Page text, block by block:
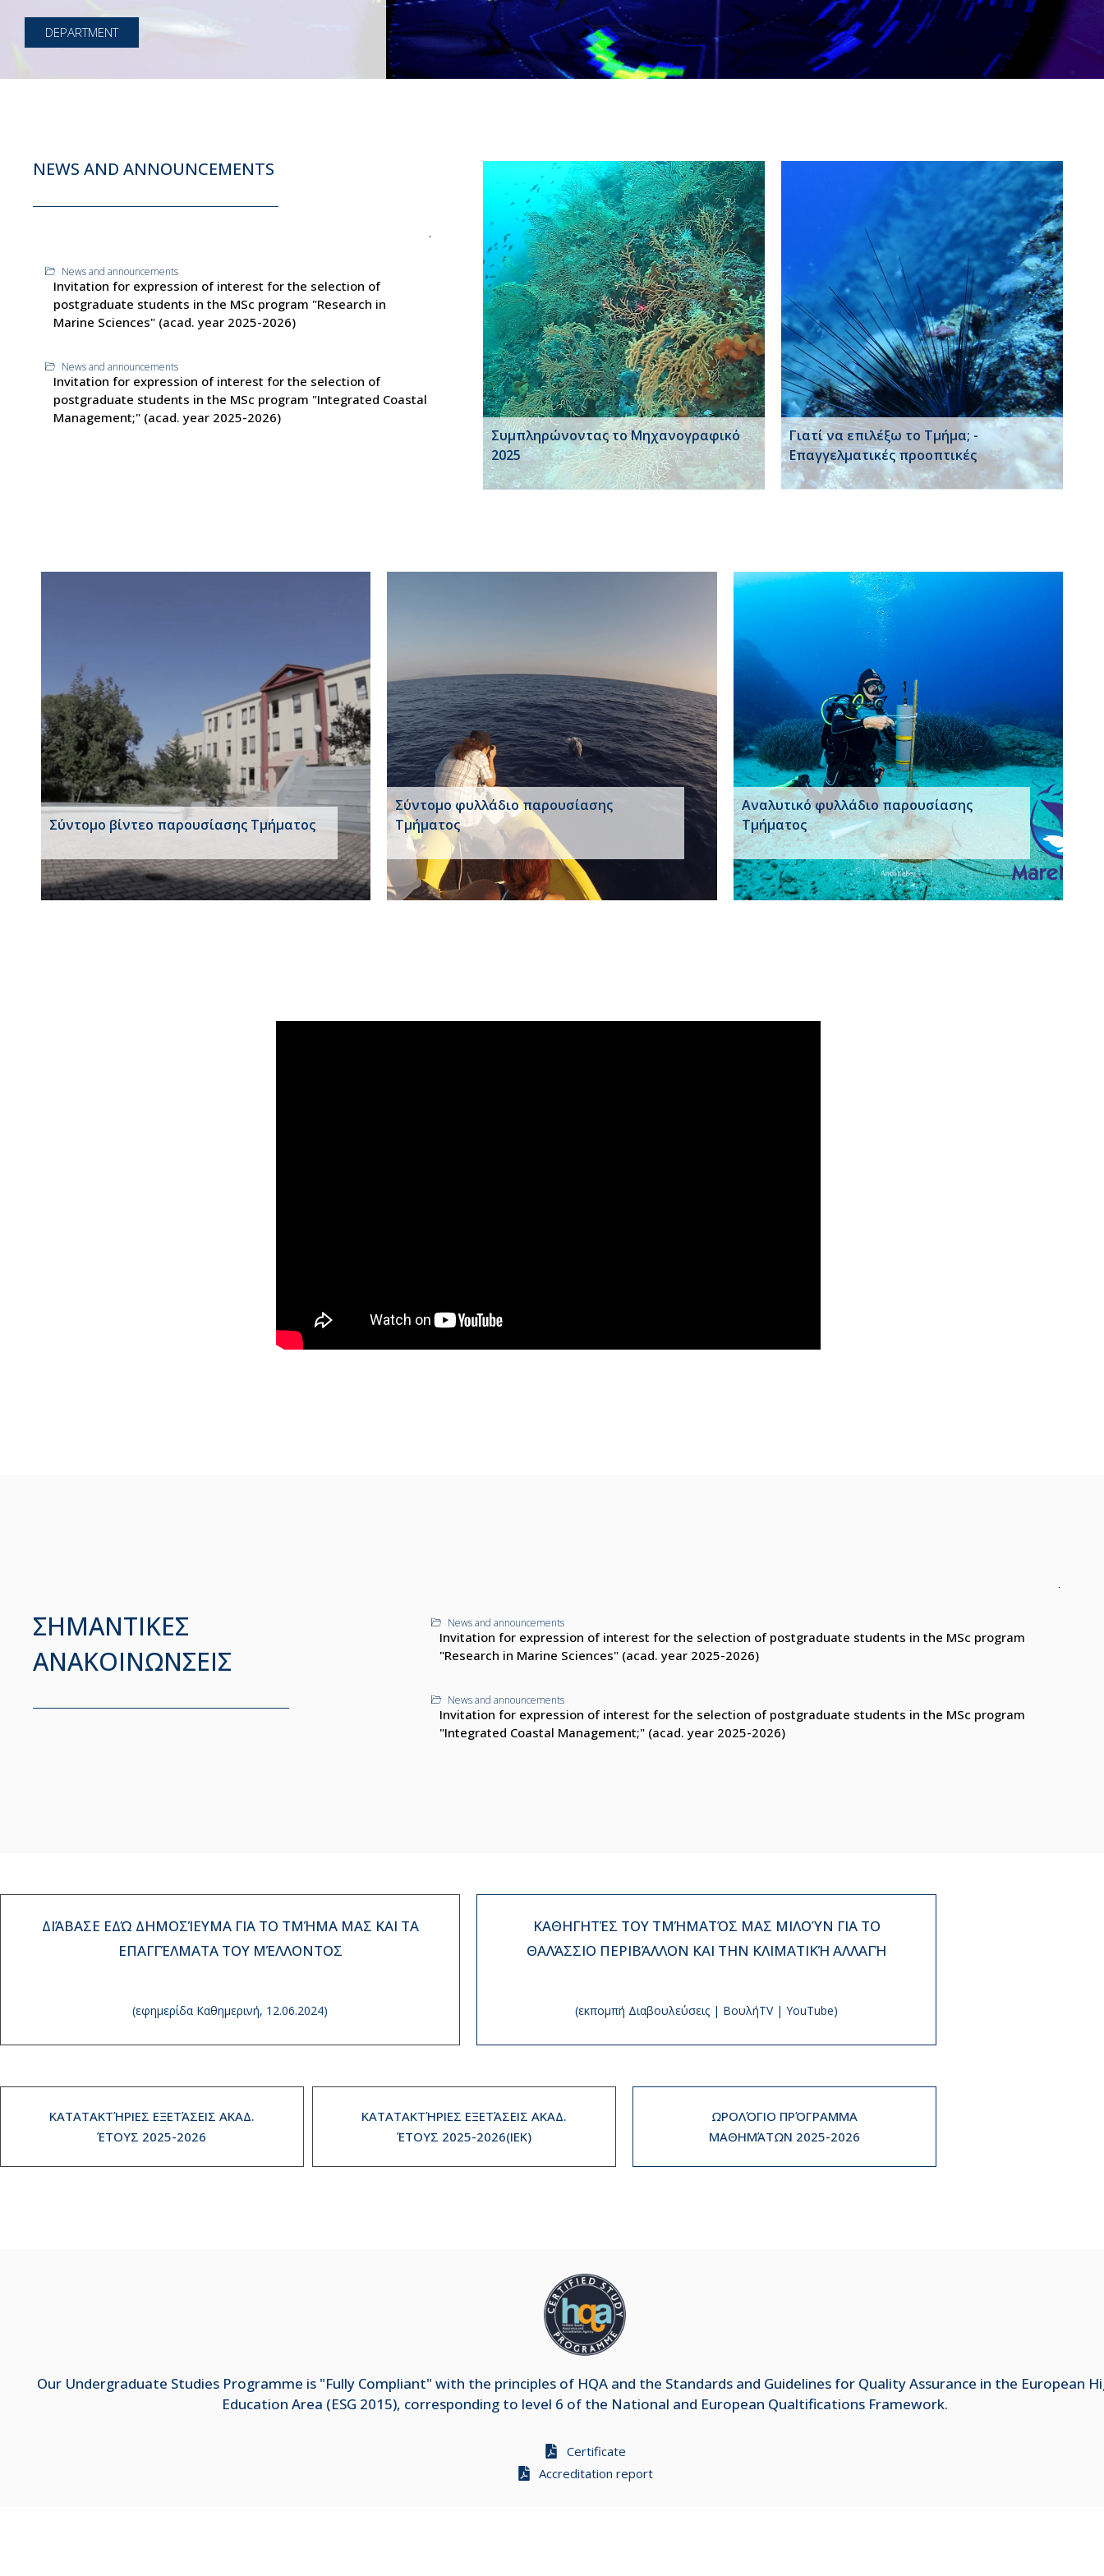
DEPARTMENT
NEWS AND ANNOUNCEMENTS
News and announcements
Invitation for expression of interest for the selection of
postgraduate students in the MSc program "Research in
Marine Sciences" (acad. year 2025-2026)
News and announcements
Invitation for expression of interest for the selection of
postgraduate students in the MSc program "Integrated Coastal
Management;" (acad. year 2025-2026)
Συμπληρώνοντας το Μηχανογραφικό
2025
Γιατί να επιλέξω το Τμήμα; -
Επαγγελματικές προοπτικές
Σύντομο βίντεο παρουσίασης Τμήματος
Σύντομο φυλλάδιο παρουσίασης
Τμήματος
Αναλυτικό φυλλάδιο παρουσίασης
Τμήματος
ΣΗΜΑΝΤΙΚΕΣ
ΑΝΑΚΟΙΝΩΝΣΕΙΣ
News and announcements
Invitation for expression of interest for the selection of postgraduate students in the MSc program
"Research in Marine Sciences" (acad. year 2025-2026)
News and announcements
Invitation for expression of interest for the selection of postgraduate students in the MSc program
"Integrated Coastal Management;" (acad. year 2025-2026)
ΔΙΆΒΑΣΕ ΕΔΏ ΔΗΜΟΣΊΕΥΜΑ ΓΙΑ ΤΟ ΤΜΉΜΑ ΜΑΣ ΚΑΙ ΤΑ
ΕΠΑΓΓΈΛΜΑΤΑ ΤΟΥ ΜΈΛΛΟΝΤΟΣ
(εφημερίδα Καθημερινή, 12.06.2024)
ΚΑΘΗΓΗΤΈΣ ΤΟΥ ΤΜΉΜΑΤΌΣ ΜΑΣ ΜΙΛΟΎΝ ΓΙΑ ΤΟ
ΘΑΛΆΣΣΙΟ ΠΕΡΙΒΆΛΛΟΝ ΚΑΙ ΤΗΝ ΚΛΙΜΑΤΙΚΉ ΑΛΛΑΓΉ
(εκπομπή Διαβουλεύσεις | ΒουλήTV | YouTube)
ΚΑΤΑΤΑΚΤΉΡΙΕΣ ΕΞΕΤΆΣΕΙΣ ΑΚΑΔ.
ΈΤΟΥΣ 2025-2026
ΚΑΤΑΤΑΚΤΉΡΙΕΣ ΕΞΕΤΆΣΕΙΣ ΑΚΑΔ.
ΈΤΟΥΣ 2025-2026(IEK)
ΩΡΟΛΌΓΙΟ ΠΡΌΓΡΑΜΜΑ
ΜΑΘΗΜΆΤΩΝ 2025-2026
Our Undergraduate Studies Programme is "Fully Compliant" with the principles of HQA and the Standards and Guidelines for Quality Assurance in the European
Education Area (ESG 2015), corresponding to level 6 of the National and European Qualtifications Framework.
Certificate
Accreditation report